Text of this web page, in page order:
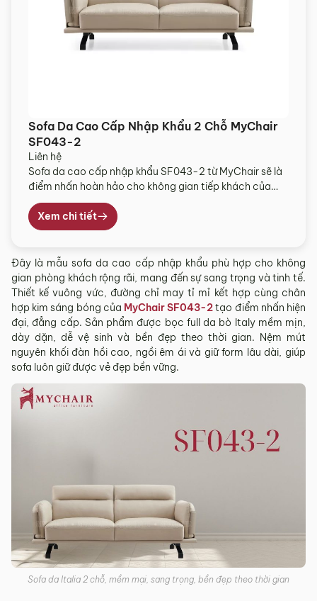
Sofa Da Cao Cấp Nhập Khẩu 2 Chỗ MyChair
SF043-2
Liên hệ
Sofa da cao cấp nhập khẩu SF043-2 từ MyChair sẽ là
điểm nhấn hoàn hảo cho không gian tiếp khách của
bạn, mang đến vẻ đẹp sang trọng, hiện đại và đầy tinh
tế. Bộ sofa này lý tưởng cho những phòng khách rộng
rãi, tạo nên không gian đẳng cấp, ấm cúng và vô […]
Xem chi tiết
Đây là mẫu sofa da cao cấp nhập khẩu phù hợp cho không
gian phòng khách rộng rãi, mang đến sự sang trọng và tinh tế.
Thiết kế vuông vức, đường chỉ may tỉ mỉ kết hợp cùng chân
hợp kim sáng bóng của MyChair SF043-2tạo điểm nhấn hiện
đại, đẳng cấp. Sản phẩm được bọc full da bò Italy mềm mịn,
dày dặn, dễ vệ sinh và bền đẹp theo thời gian. Nệm mút
nguyên khối đàn hồi cao, ngồi êm ái và giữ form lâu dài, giúp
sofa luôn giữ được vẻ đẹp bền vững.
Sofa da Italia 2 chỗ, mềm mại, sang trọng, bền đẹp theo thời gian